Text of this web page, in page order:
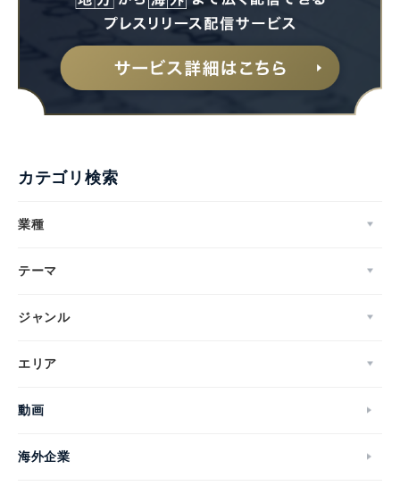
カテゴリ検索
業種
テーマ
ジャンル
エリア
動画
海外企業